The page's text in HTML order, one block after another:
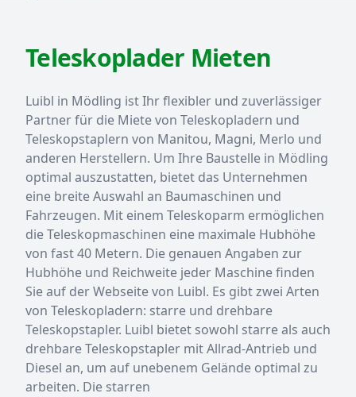
Teleskoplader Mieten
Luibl in Mödling ist Ihr flexibler und zuverlässiger
Partner für die Miete von Teleskopladern und
Teleskopstaplern von Manitou, Magni, Merlo und
anderen Herstellern. Um Ihre Baustelle in Mödling
optimal auszustatten, bietet das Unternehmen
eine breite Auswahl an Baumaschinen und
Fahrzeugen. Mit einem Teleskoparm ermöglichen
die Teleskopmaschinen eine maximale Hubhöhe
von fast 40 Metern. Die genauen Angaben zur
Hubhöhe und Reichweite jeder Maschine finden
Sie auf der Webseite von Luibl. Es gibt zwei Arten
von Teleskopladern: starre und drehbare
Teleskopstapler. Luibl bietet sowohl starre als auch
drehbare Teleskopstapler mit Allrad-Antrieb und
Diesel an, um auf unebenem Gelände optimal zu
arbeiten. Die starren